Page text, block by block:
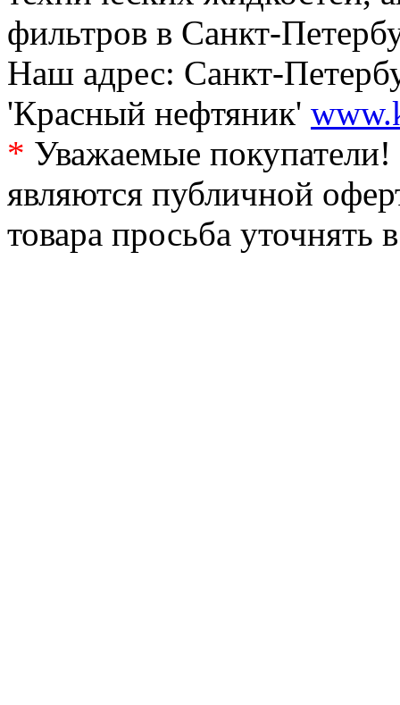
фильтров в Санкт-
Наш адрес: Санкт-
'Красный нефтяник'
* Уважаемые
являются публичной
товара просьба уточнять